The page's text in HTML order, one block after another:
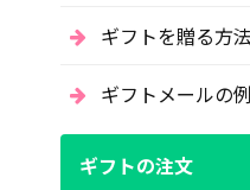
ギフトを贈る方法
ギフトメールの例
ギフトの注文